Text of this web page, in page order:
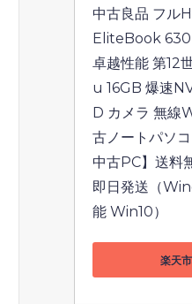
中古良品 フル
EliteBook 630
卓越性能 第12
u 16GB 爆速
D カメラ 無線
古ノートパソ
中古PC】送料
即日発送（
能 Win10）
楽天